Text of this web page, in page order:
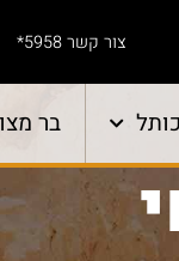
צור קשר 5958*
בר